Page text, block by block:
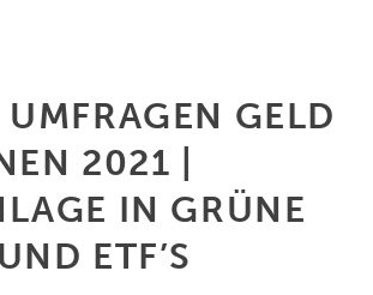
GELD
2021 |
IN GRÜNE
ETF’S